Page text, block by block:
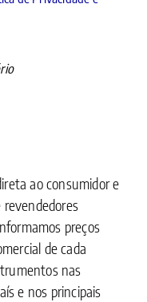
ao consumidor e
preços
de cada
nas
e nos principais